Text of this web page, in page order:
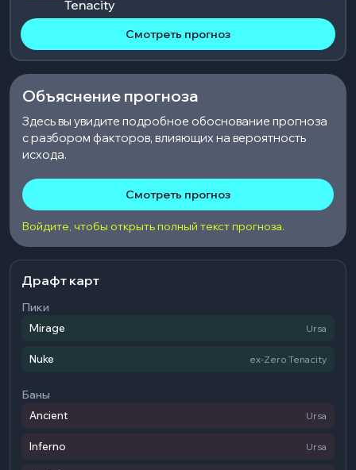
Смотреть прогноз
Объяснение прогноза
Здесь вы увидите подробное обоснование прогноза
с разбором факторов, влияющих на вероятность
исхода.
Смотреть прогноз
Войдите, чтобы открыть полный текст прогноза.
Драфт карт
Пики
Mirage Ursa
Nuke ex-Zero Tenacity
Баны
Ancient Ursa
Inferno Ursa